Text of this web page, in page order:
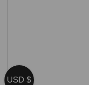
USD $